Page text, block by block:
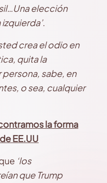
elección
.
crea el odio en
quita la
sabe, en
o sea, cualquier
la forma
EE.UU
‘los
que Trump